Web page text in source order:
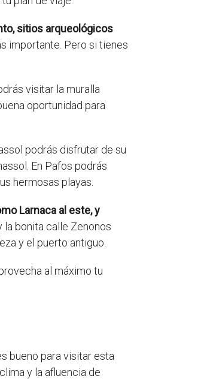
sitios arqueológicos
importante. Pero si tienes
visitar la muralla
oportunidad para
podrás disfrutar de su
En Pafos podrás
hermosas playas.
Larnaca al este, y
la bonita calle Zenonos
y el puerto antiguo.
al máximo tu
bueno para visitar esta
y la afluencia de